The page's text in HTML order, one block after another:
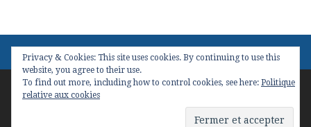
Copyright © 2026
Stargazer.
Privacy & Cookies: This site uses cookies. By continuing to use this
website, you agree to their use.
To find out more, including how to control cookies, see here: Politique
relative aux cookies